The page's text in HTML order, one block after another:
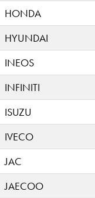
HONDA
HYUNDAI
INEOS
INFINITI
ISUZU
IVECO
JAC
JAECOO